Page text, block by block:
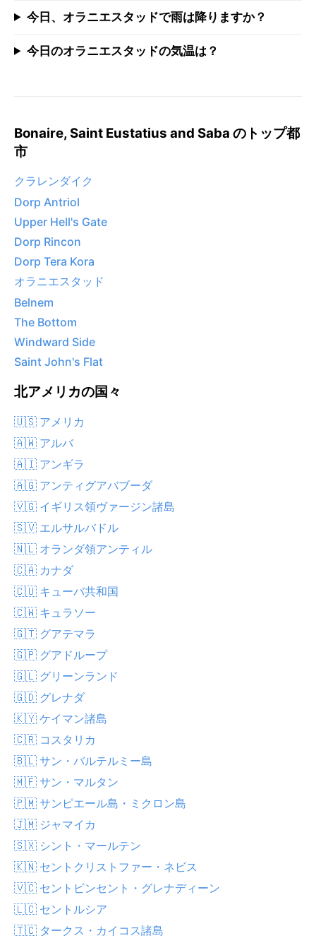
今日、オラニエスタッドで雨は降りますか？
今日のオラニエスタッドの気温は？
Bonaire, Saint Eustatius and Saba のトップ都
市
クラレンダイク
Dorp Antriol
Upper Hell's Gate
Dorp Rincon
Dorp Tera Kora
オラニエスタッド
Belnem
The Bottom
Windward Side
Saint John's Flat
北アメリカの国々
🇺🇸 アメリカ
🇦🇼 アルバ
🇦🇮 アンギラ
🇦🇬 アンティグアバブーダ
🇻🇬 イギリス領ヴァージン諸島
🇸🇻 エルサルバドル
🇳🇱 オランダ領アンティル
🇨🇦 カナダ
🇨🇺 キューバ共和国
🇨🇼 キュラソー
🇬🇹 グアテマラ
🇬🇵 グアドループ
🇬🇱 グリーンランド
🇬🇩 グレナダ
🇰🇾 ケイマン諸島
🇨🇷 コスタリカ
🇧🇱 サン・バルテルミー島
🇲🇫 サン・マルタン
🇵🇲 サンピエール島・ミクロン島
🇯🇲 ジャマイカ
🇸🇽 シント・マールテン
🇰🇳 セントクリストファー・ネビス
🇻🇨 セントビンセント・グレナディーン
🇱🇨 セントルシア
🇹🇨 タークス・カイコス諸島